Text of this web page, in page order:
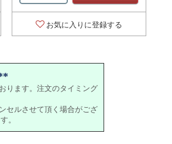
お気に入りに登録する
ります。注文のタイミング
セルさせて頂く場合がござ
。